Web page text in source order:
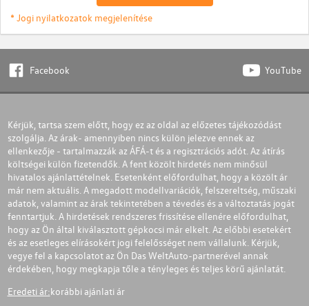
* Jogi nyilatkozatok megjelenítése
Facebook YouTube
Kérjük, tartsa szem előtt, hogy ez az oldal az előzetes tájékozódást
szolgálja. Az árak- amennyiben nincs külön jelezve ennek az
ellenkezője - tartalmazzák az ÁFÁ-t és a regisztrációs adót. Az átírás
költségei külön fizetendők. A fent közölt hirdetés nem minősül
hivatalos ajánlattételnek. Esetenként előfordulhat, hogy a közölt ár
már nem aktuális. A megadott modellvariációk, felszereltség, műszaki
adatok, valamint az árak tekintetében a tévedés és a változtatás jogát
fenntartjuk. A hirdetések rendszeres frissítése ellenére előfordulhat,
hogy az Ön által kiválasztott gépkocsi már elkelt. Az előbbi esetekért
és az esetleges elírásokért jogi felelősséget nem vállalunk. Kérjük,
vegye fel a kapcsolatot az Ön Das WeltAuto-partnerével annak
érdekében, hogy megkapja tőle a tényleges és teljes körű ajánlatát.
Eredeti ár:korábbi ajánlati ár